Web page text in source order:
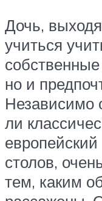
Дочь,
учиться
но и
Независимо
ли
столов,
тем, каким